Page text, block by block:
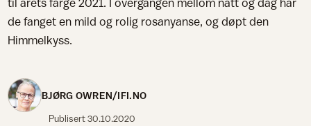
til årets farge 2021. I overgangen mellom natt og dag har
de fanget en mild og rolig rosanyanse, og døpt den
Himmelkyss.
BJØRG OWREN/IFI.NO
Publisert30.10.2020